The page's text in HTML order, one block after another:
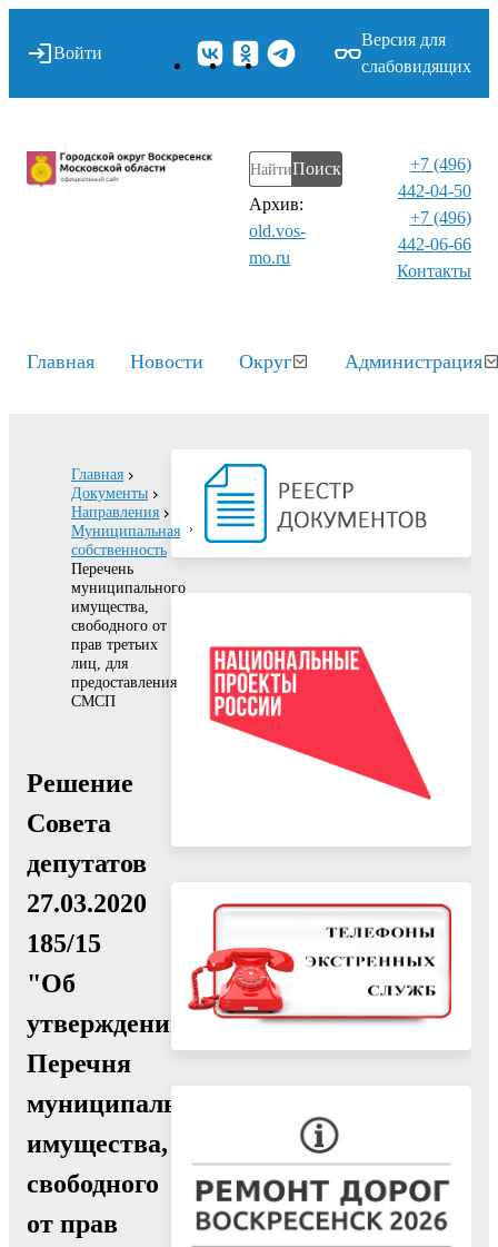
Войти
Версия для
слабовидящих
Поиск
Архив:
old.vos-
mo.ru
+7 (496)
442-04-50
+7 (496)
442-06-66
Контакты⁠
Главная Новости Округ Администрация
Главная
Документы
Направления
Муниципальная
собственность
Перечень
муниципального
имущества,
свободного от
прав третьих
лиц, для
предоставления
СМСП
Решение
Совета
депутатов
27.03.2020
185/15
"Об
утверждении
Перечня
муниципального
имущества,
свободного
от прав